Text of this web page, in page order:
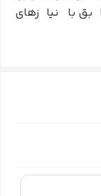
با نیازهای
را برای حرکت